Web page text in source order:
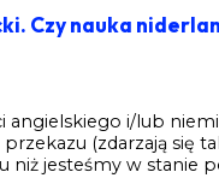
Czy nauka
angielskiego i/lub
(zdarzają się
jesteśmy w stanie